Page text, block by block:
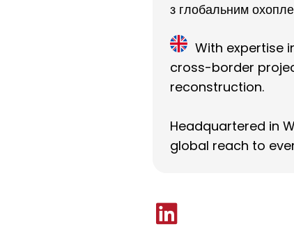
з глобальним
With expertise
cross-border
reconstruction.
Headquartered in
global reach to